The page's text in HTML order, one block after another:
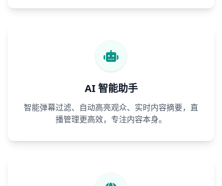
AI 智能助手
智能弹幕过滤、自动高亮观众、实时内容摘要，直
播管理更高效，专注内容本身。